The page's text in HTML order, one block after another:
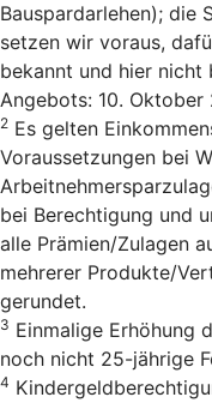
Bauspardarlehen); die
setzen wir voraus,
bekannt und hier
Angebots: 10. Oktober
2 Es gelten
Voraussetzungen bei
bei Berechtigung und
alle Prämien/Zulagen
mehrerer Produkte/
gerundet.
3 Einmalige Erhöhung
noch nicht 25-jährige
4